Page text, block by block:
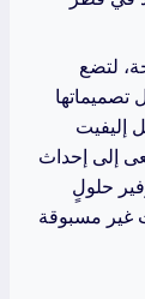
لتضع
إليفيت
إلى إحداث
حلولٍ
غير مسبوقة